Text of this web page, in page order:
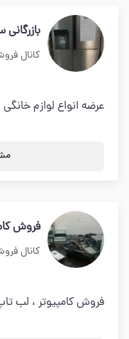
کانال
عرضه انواع لوازم خانگي
فروش
کانال
فروش کامپیوتر ، لب